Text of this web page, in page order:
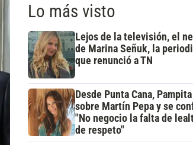
Lo más visto
Lejos de la televisión, el
de Marina Señuk, la
que renunció a TN
Desde Punta Cana,
sobre Martín Pepa y se
"No negocio la falta de
de respeto"